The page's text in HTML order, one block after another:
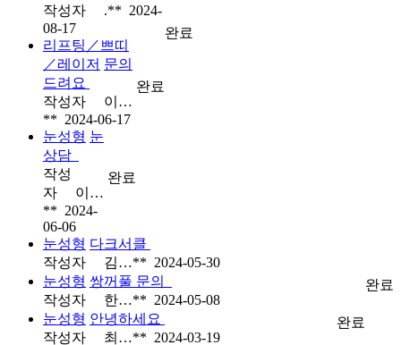
완료
작성자 .** 2024-
08-17
완료
리프팅／쁘띠
／레이저 문의
드려요
작성자 이…
** 2024-06-17
완료
눈성형 눈
상담
작성
자 이…
** 2024-
06-06
완료
눈성형 다크서클
작성자 김…** 2024-05-30
완료
눈성형 쌍꺼풀 문의
작성자 한…** 2024-05-08
눈성형 안녕하세요
작성자 최…** 2024-03-19